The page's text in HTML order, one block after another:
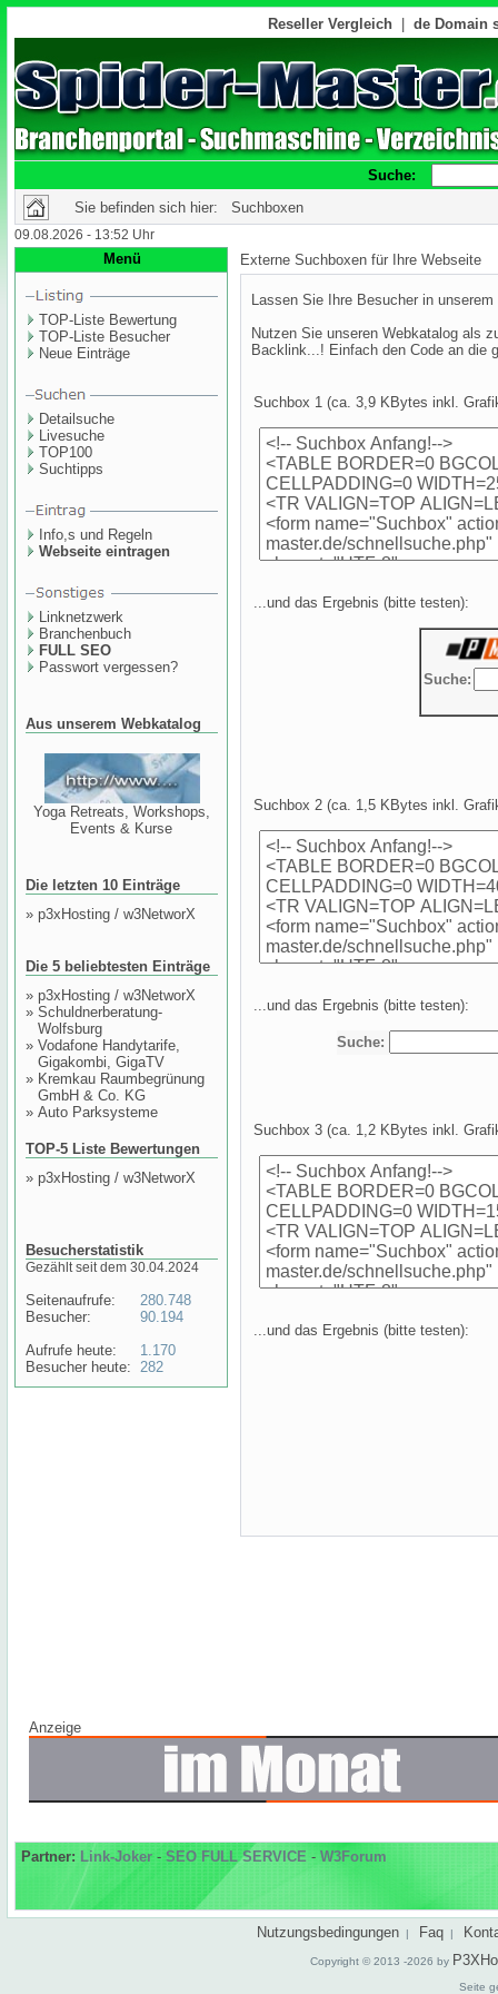
Reseller Vergleich de Domain
Suche:
Sie befinden sich hier: Suchboxen
09.08.2026 - 13:52 Uhr
Menü
TOP-Liste Bewertung
TOP-Liste Besucher
Neue Einträge
Detailsuche
Livesuche
TOP100
Suchtipps
Info,s und Regeln
Webseite eintragen
Linknetzwerk
Branchenbuch
FULL SEO
Passwort vergessen?
Aus unserem Webkatalog
Yoga Retreats, Workshops,
Events & Kurse
Die letzten 10 Einträge
» p3xHosting / w3NetworX
Die 5 beliebtesten Einträge
» p3xHosting / w3NetworX
» Schuldnerberatung-
Wolfsburg
» Vodafone Handytarife,
Gigakombi, GigaTV
» Kremkau Raumbegrünung
GmbH & Co. KG
» Auto Parksysteme
TOP-5 Liste Bewertungen
» p3xHosting / w3NetworX
Besucherstatistik
Gezählt seit dem 30.04.2024
Seitenaufrufe:
Besucher:
Aufrufe heute:
Besucher heute:
280.748
90.194
1.170
282
Externe Suchboxen für Ihre Webseite
Lassen Sie Ihre Besucher in
Nutzen Sie unseren Webkatalog als
Backlink...! Einfach den Code an die
Suchbox 1 (ca. 3,9 KBytes inkl.
...und das Ergebnis (bitte testen):
Suchbox 2 (ca. 1,5 KBytes inkl.
...und das Ergebnis (bitte testen):
Suchbox 3 (ca. 1,2 KBytes inkl.
...und das Ergebnis (bitte testen):
Anzeige
Partner: Link-Joker - SEO FULL SERVICE - W3Forum
Nutzungsbedingungen | Faq |
Copyright © 2013 -2026 by
Seite